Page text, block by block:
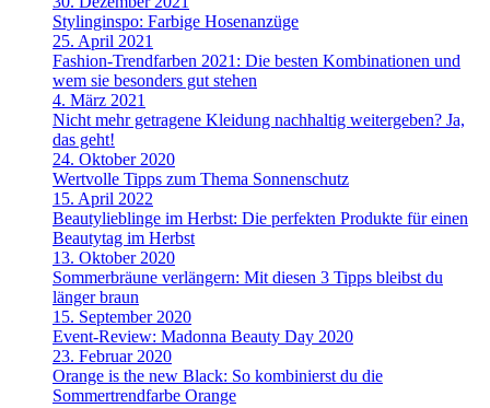
Stylinginspo: Farbige Hosenanzüge
25. April 2021
Fashion-Trendfarben 2021: Die besten Kombinationen und
wem sie besonders gut stehen
4. März 2021
Nicht mehr getragene Kleidung nachhaltig weitergeben? Ja,
das geht!
24. Oktober 2020
Wertvolle Tipps zum Thema Sonnenschutz
15. April 2022
Beautylieblinge im Herbst: Die perfekten Produkte für einen
Beautytag im Herbst
13. Oktober 2020
Sommerbräune verlängern: Mit diesen 3 Tipps bleibst du
länger braun
15. September 2020
Event-Review: Madonna Beauty Day 2020
23. Februar 2020
Orange is the new Black: So kombinierst du die
Sommertrendfarbe Orange